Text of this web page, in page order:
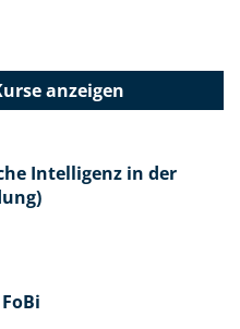
anzeigen
Intelligenz in der